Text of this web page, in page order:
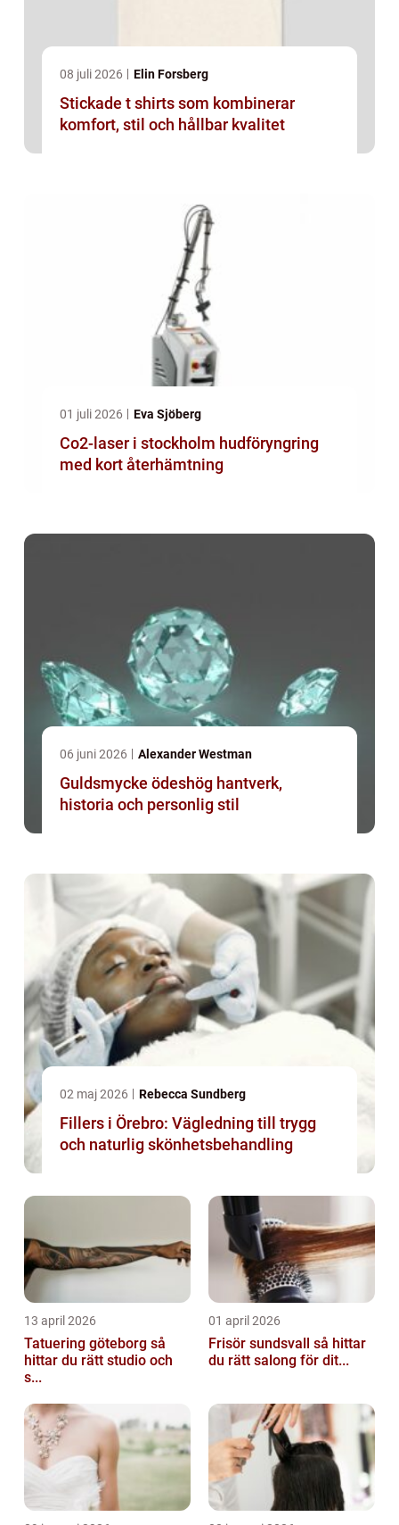
08 juli 2026 Elin Forsberg
Stickade t shirts som kombinerar
komfort, stil och hållbar kvalitet
01 juli 2026 Eva Sjöberg
Co2-laser i stockholm hudföryngring
med kort återhämtning
06 juni 2026 Alexander Westman
Guldsmycke ödeshög hantverk,
historia och personlig stil
02 maj 2026 Rebecca Sundberg
Fillers i Örebro: Vägledning till trygg
och naturlig skönhetsbehandling
13 april 2026
Tatuering göteborg så
hittar du rätt studio och
s...
01 april 2026
Frisör sundsvall så hittar
du rätt salong för dit...